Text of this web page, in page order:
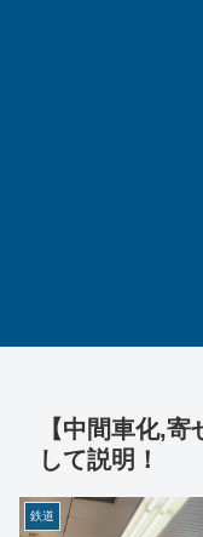
【中間車化,
して説明！
鉄道